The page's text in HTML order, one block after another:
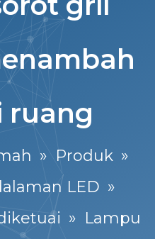
ruang
» Produk »
LED »
» Lampu